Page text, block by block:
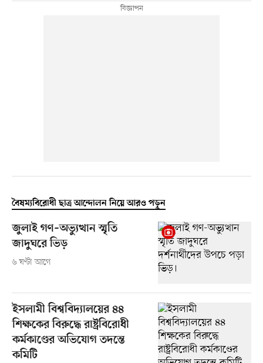
বৈষম্যবিরোধী ছাত্র আন্দোলন নিয়ে আরও পড়ুন
জুলাই গণ–অভ্যুত্থান স্মৃতি
জাদুঘরে ভিড়
৬ ঘণ্টা আগে
ইসলামী বিশ্ববিদ্যালয়ের ৪৪
শিক্ষকের বিরুদ্ধে রাষ্ট্রবিরোধী
কর্মকাণ্ডের অভিযোগ তদন্তে
কমিটি